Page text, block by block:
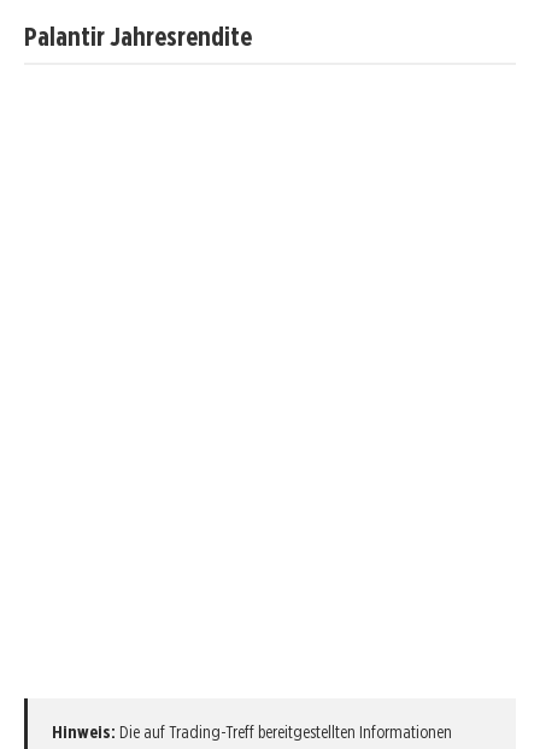
Palantir Jahresrendite
Hinweis: Die auf Trading-Treff bereitgestellten Informationen